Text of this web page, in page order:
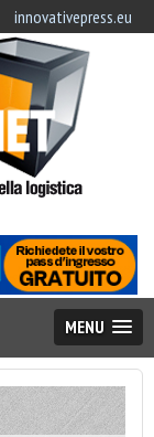
innovativepress.eu
MENU